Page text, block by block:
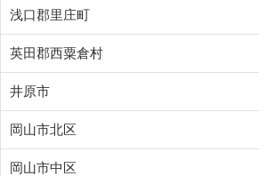
浅口郡里庄町
英田郡西粟倉村
井原市
岡山市北区
岡山市中区